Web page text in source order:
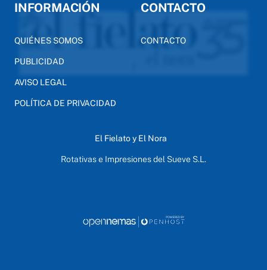
INFORMACIÓN
QUIÉNES SOMOS
PUBLICIDAD
AVISO LEGAL
POLÍTICA DE PRIVACIDAD
CONTACTO
CONTACTO
El Fielato y El Nora
Rotativas e Impresiones del Sueve S.L.